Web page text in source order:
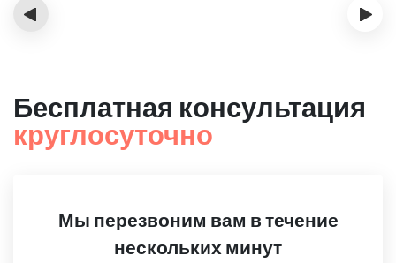
‹ ›
Бесплатная консультация
круглосуточно
Мы перезвоним вам в течение
нескольких минут